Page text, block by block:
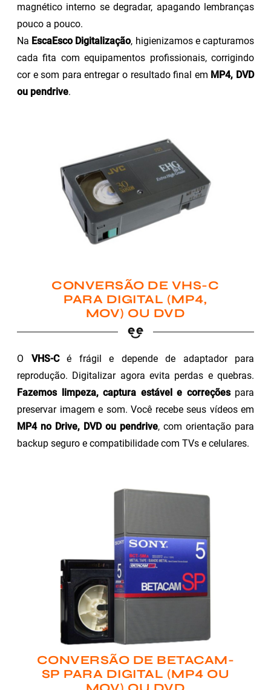
magnético interno se degradar, apagando lembranças
pouco a pouco.
Na EscaEsco Digitalização, higienizamos e capturamos
cada fita com equipamentos profissionais, corrigindo
cor e som para entregar o resultado final em MP4, DVD
ou pendrive.
CONVERSÃO DE VHS-C
PARA DIGITAL (MP4,
MOV) OU DVD
O VHS-Cé frágil e depende de adaptador para
reprodução. Digitalizar agora evita perdas e quebras.
Fazemos limpeza, captura estável e correçõespara
preservar imagem e som. Você recebe seus vídeos em
MP4 no Drive, DVD ou pendrive, com orientação para
backup seguro e compatibilidade com TVs e celulares.
CONVERSÃO DE BETACAM-
SP PARA DIGITAL (MP4 OU